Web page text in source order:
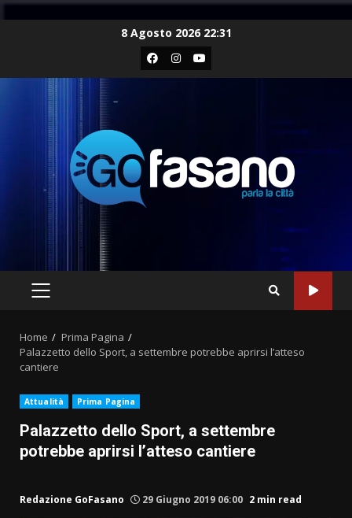
8 Agosto 2026 22:31
Facebook
Instagram
Youtube
PRIMARY
Home
Prima Pagina
Palazzetto dello Sport, a settembre potrebbe aprirsi l’atteso
cantiere
Attualità Prima Pagina
Palazzetto dello Sport, a settembre
potrebbe aprirsi l’atteso cantiere
Redazione GoFasano 29 Giugno 2019 06:00 2 min read